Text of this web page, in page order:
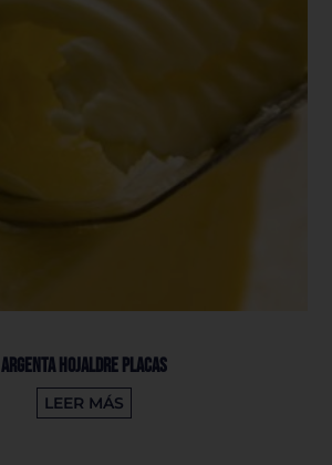
Argenta Hojaldre Placas
LEER MÁS